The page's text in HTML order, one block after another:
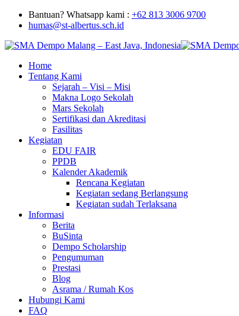
Bantuan? Whatsapp kami : +62 813 3006 9700
humas@st-albertus.sch.id
Home
Tentang Kami
Sejarah – Visi – Misi
Makna Logo Sekolah
Mars Sekolah
Sertifikasi dan Akreditasi
Fasilitas
Kegiatan
EDU FAIR
PPDB
Kalender Akademik
Rencana Kegiatan
Kegiatan sedang Berlangsung
Kegiatan sudah Terlaksana
Informasi
Berita
BuSinta
Dempo Scholarship
Pengumuman
Prestasi
Blog
Asrama / Rumah Kos
Hubungi Kami
FAQ